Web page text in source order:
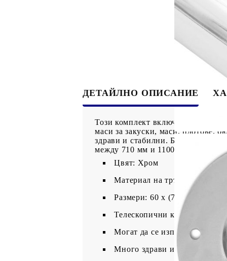
ДЕТАЙЛНО ОПИСАНИЕ
Този комплект включва 4
маси за закуски, маси, плотове,
здрави и стабилни. Благодарение
между 710 мм и 1100 мм.
Цвят: Хром
Материал на тръбата: Желязо
Размери: 60 х (710-1100) мм
Телескопични крака -
Могат да се използват като
Много здрави и стабилни